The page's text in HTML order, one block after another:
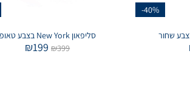
-40%
סליפאון New York בצבע טאופ
₪399
₪199